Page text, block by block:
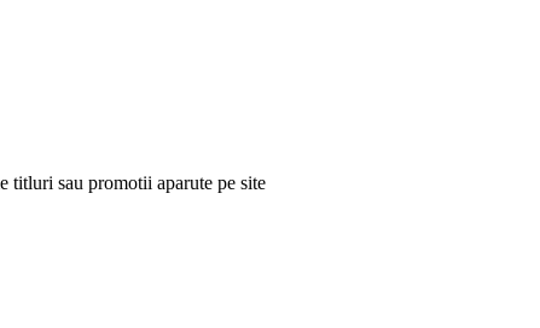
titluri sau promotii aparute pe site